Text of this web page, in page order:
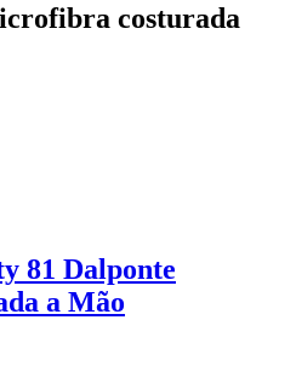
costurada
81 Dalponte
a Mão